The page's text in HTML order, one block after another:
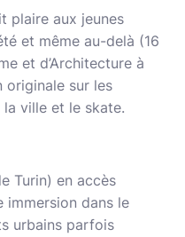
plaire aux jeunes
et même au-delà (16
et d’Architecture à
originale sur les
la ville et le skate.
Turin) en accès
immersion dans le
urbains parfois